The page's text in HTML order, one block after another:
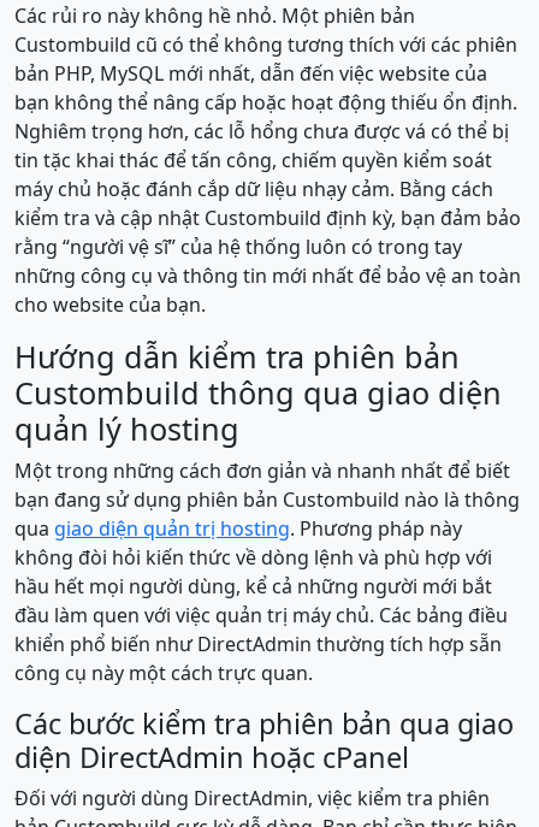
Các rủi ro này không hề nhỏ. Một phiên bản
Custombuild cũ có thể không tương thích với các phiên
bản PHP, MySQL mới nhất, dẫn đến việc website của
bạn không thể nâng cấp hoặc hoạt động thiếu ổn định.
Nghiêm trọng hơn, các lỗ hổng chưa được vá có thể bị
tin tặc khai thác để tấn công, chiếm quyền kiểm soát
máy chủ hoặc đánh cắp dữ liệu nhạy cảm. Bằng cách
kiểm tra và cập nhật Custombuild định kỳ, bạn đảm bảo
rằng “người vệ sĩ” của hệ thống luôn có trong tay
những công cụ và thông tin mới nhất để bảo vệ an toàn
cho website của bạn.
Hướng dẫn kiểm tra phiên bản
Custombuild thông qua giao diện
quản lý hosting
Một trong những cách đơn giản và nhanh nhất để biết
bạn đang sử dụng phiên bản Custombuild nào là thông
qua giao diện quản trị hosting. Phương pháp này
không đòi hỏi kiến thức về dòng lệnh và phù hợp với
hầu hết mọi người dùng, kể cả những người mới bắt
đầu làm quen với việc quản trị máy chủ. Các bảng điều
khiển phổ biến như DirectAdmin thường tích hợp sẵn
công cụ này một cách trực quan.
Các bước kiểm tra phiên bản qua giao
diện DirectAdmin hoặc cPanel
Đối với người dùng DirectAdmin, việc kiểm tra phiên